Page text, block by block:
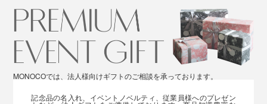
MONOCOでは、法人様向けギフトのご相談を承っております。
記念品の名入れ、イベントノベルティ、従業員様へのプレゼン